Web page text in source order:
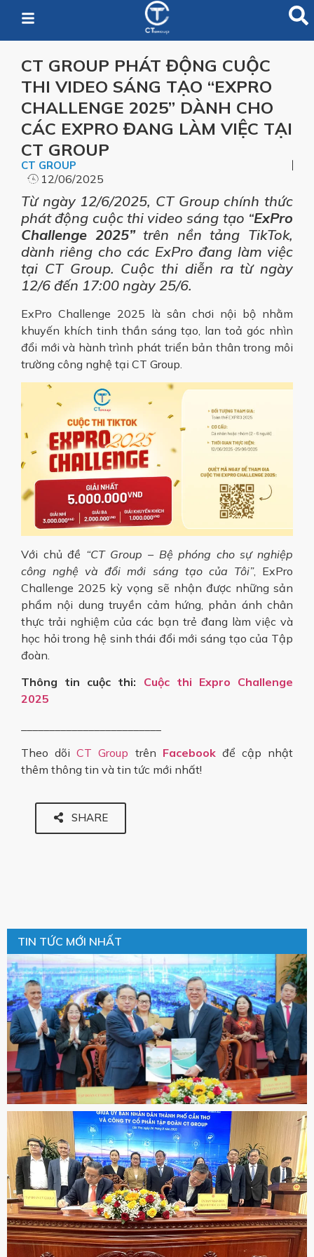
CT GROUP PHÁT ĐỘNG CUỘC
THI VIDEO SÁNG TẠO “EXPRO
CHALLENGE 2025” DÀNH CHO
CÁC EXPRO ĐANG LÀM VIỆC TẠI
CT GROUP
CT GROUP
12/06/2025
Từ ngày 12/6/2025, CT Group chính thức
phát động cuộc thi video sáng tạo “ExPro
Challenge 2025”trên nền tảng TikTok,
dành riêng cho các ExPro đang làm việc
tại CT Group. Cuộc thi diễn ra từ ngày
12/6 đến 17:00 ngày 25/6.
ExPro Challenge 2025 là sân chơi nội bộ nhằm
khuyến khích tinh thần sáng tạo, lan toả góc nhìn
đổi mới và hành trình phát triển bản thân trong môi
trường công nghệ tại CT Group.
Với chủ đề “CT Group – Bệ phóng cho sự nghiệp
công nghệ và đổi mới sáng tạo của Tôi”, ExPro
Challenge 2025 kỳ vọng sẽ nhận được những sản
phẩm nội dung truyền cảm hứng, phản ánh chân
thực trải nghiệm của các bạn trẻ đang làm việc và
học hỏi trong hệ sinh thái đổi mới sáng tạo của Tập
đoàn.
Thông tin cuộc thi: Cuộc thi Expro Challenge
2025
Theo dõiCT Group trên Facebookđể cập nhật
thêm thông tin và tin tức mới nhất!
SHARE
TIN TỨC MỚI NHẤT